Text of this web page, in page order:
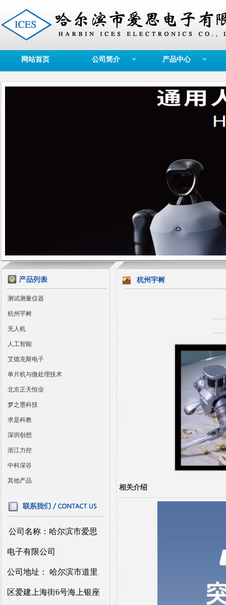
网站首页 公司简介 产品中心
测试测量仪器
杭州宇树
无人机
人工智能
艾德克斯电子
单片机与微处理技术
北京正天恒业
梦之墨科技
求是科教
深圳创想
浙江力控
中科深谷
其他产品
公司名称：哈尔滨市爱思
电子有限公司
公司地址： 哈尔滨市道里
区爱建上海街6号海上银座
杭州宇树
相关介绍